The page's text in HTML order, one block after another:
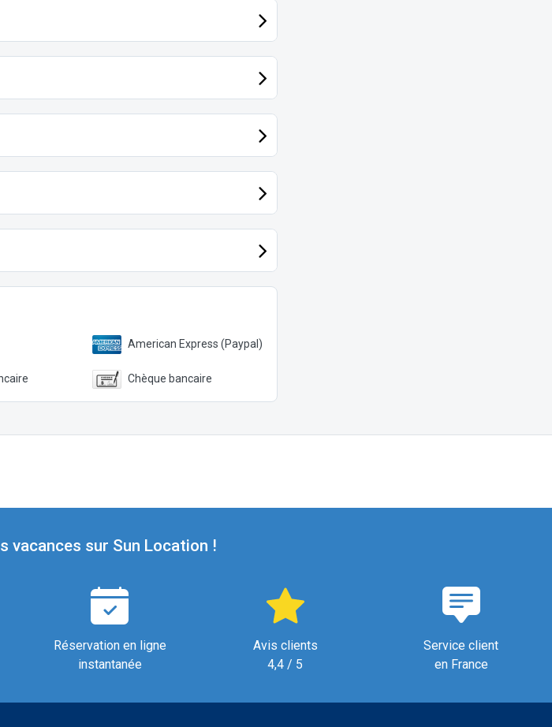
American Express (Paypal)
Chèque bancaire
vacances sur Sun Location !
Réservation en ligne
instantanée
Avis clients
4,4 / 5
Service client
en France